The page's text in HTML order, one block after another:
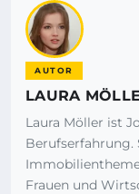
AUTOR
LAURA
Laura Möller ist
Berufserfahrung.
Frauen und